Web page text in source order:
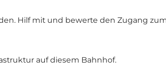
Hilf mit und bewerte den Zugang
auf diesem Bahnhof.